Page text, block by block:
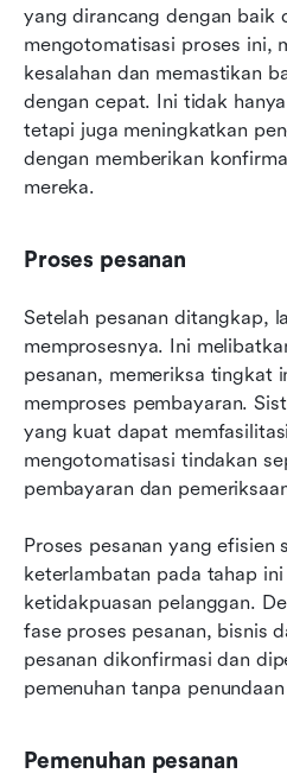
yang dirancang dengan baik
mengotomatisasi proses ini,
kesalahan dan memastikan
dengan cepat. Ini tidak
tetapi juga meningkatkan
dengan memberikan
mereka.
Proses pesanan
Setelah pesanan ditangkap,
memprosesnya. Ini
pesanan, memeriksa tingkat
memproses pembayaran.
yang kuat dapat
mengotomatisasi tindakan
pembayaran dan
Proses pesanan yang efisien
keterlambatan pada tahap
ketidakpuasan pelanggan.
fase proses pesanan, bisnis
pesanan dikonfirmasi dan
pemenuhan tanpa
Pemenuhan pesanan